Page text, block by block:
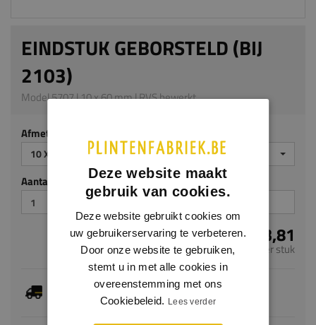
EINDSTUK GEBORSTELD (BIJ
2103)
Model 5707 | 10 x 60 mm | RVS bewerkt
Afmeting
10 X 60 MM
Aantal stuks
€ 13,81
per stuk
Dit artikel is voorradig, de verwachte levertijd
bedraagt 1-3 werkdagen
Deze website maakt
gebruik van cookies.
Deze website gebruikt cookies om
uw gebruikerservaring te verbeteren.
Door onze website te gebruiken,
stemt u in met alle cookies in
overeenstemming met ons
Cookiebeleid. Lees verder